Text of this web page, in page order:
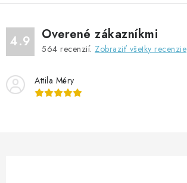
4.9 Overené zákazníkmi
564 recenzií. Zobraziť všetky recenzie
Attila Méry